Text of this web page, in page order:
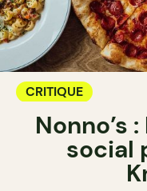
CRITIQUE
Nonno’s
social